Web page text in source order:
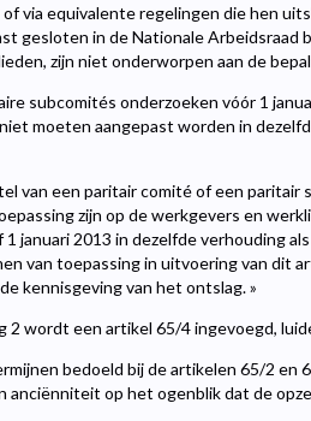
via equivalente regelingen die hen
gesloten in de Nationale Arbeidsraad
zijn niet onderworpen aan de
subcomités onderzoeken vóór 1
moeten aangepast worden in
van een paritair comité of een paritair
zijn op de werkgevers en
januari 2013 in dezelfde verhouding
van toepassing in uitvoering van dit
kennisgeving van het ontslag. »
2 wordt een artikel 65/4 ingevoegd,
bedoeld bij de artikelen 65/2 en
anciënniteit op het ogenblik dat de